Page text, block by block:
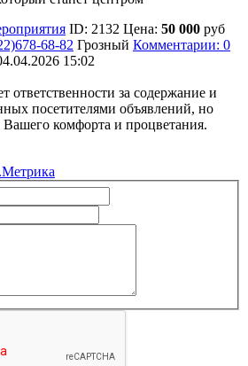
ID: 2132 Цена: 50 000 руб
68-82 Грозный Комментарии: 0
15:02
ответственности за содержание и
посетителями объявлений, но
Вашего комфорта и процветания.